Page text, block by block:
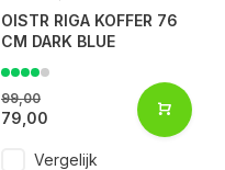
OISTR RIGA KOFFER 76
CM DARK BLUE
99,00
79,00
Vergelijk